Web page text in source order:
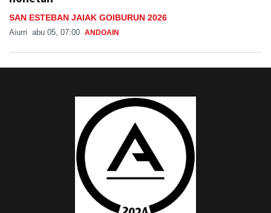
SAN ESTEBAN JAIAK GOIBURUN 2026
Aiurri abu 05, 07:00 ANDOAIN